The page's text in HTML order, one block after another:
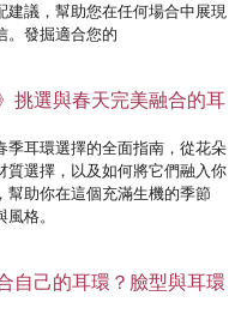
建議，幫助您在任何場合中展現
。發掘適合您的
挑選與春天完美融合的耳
季耳環選擇的全面指南，從花朵
質選擇，以及如何將它們融入你
幫助你在這個充滿生機的季節
格。
自己的耳環？臉型與耳環